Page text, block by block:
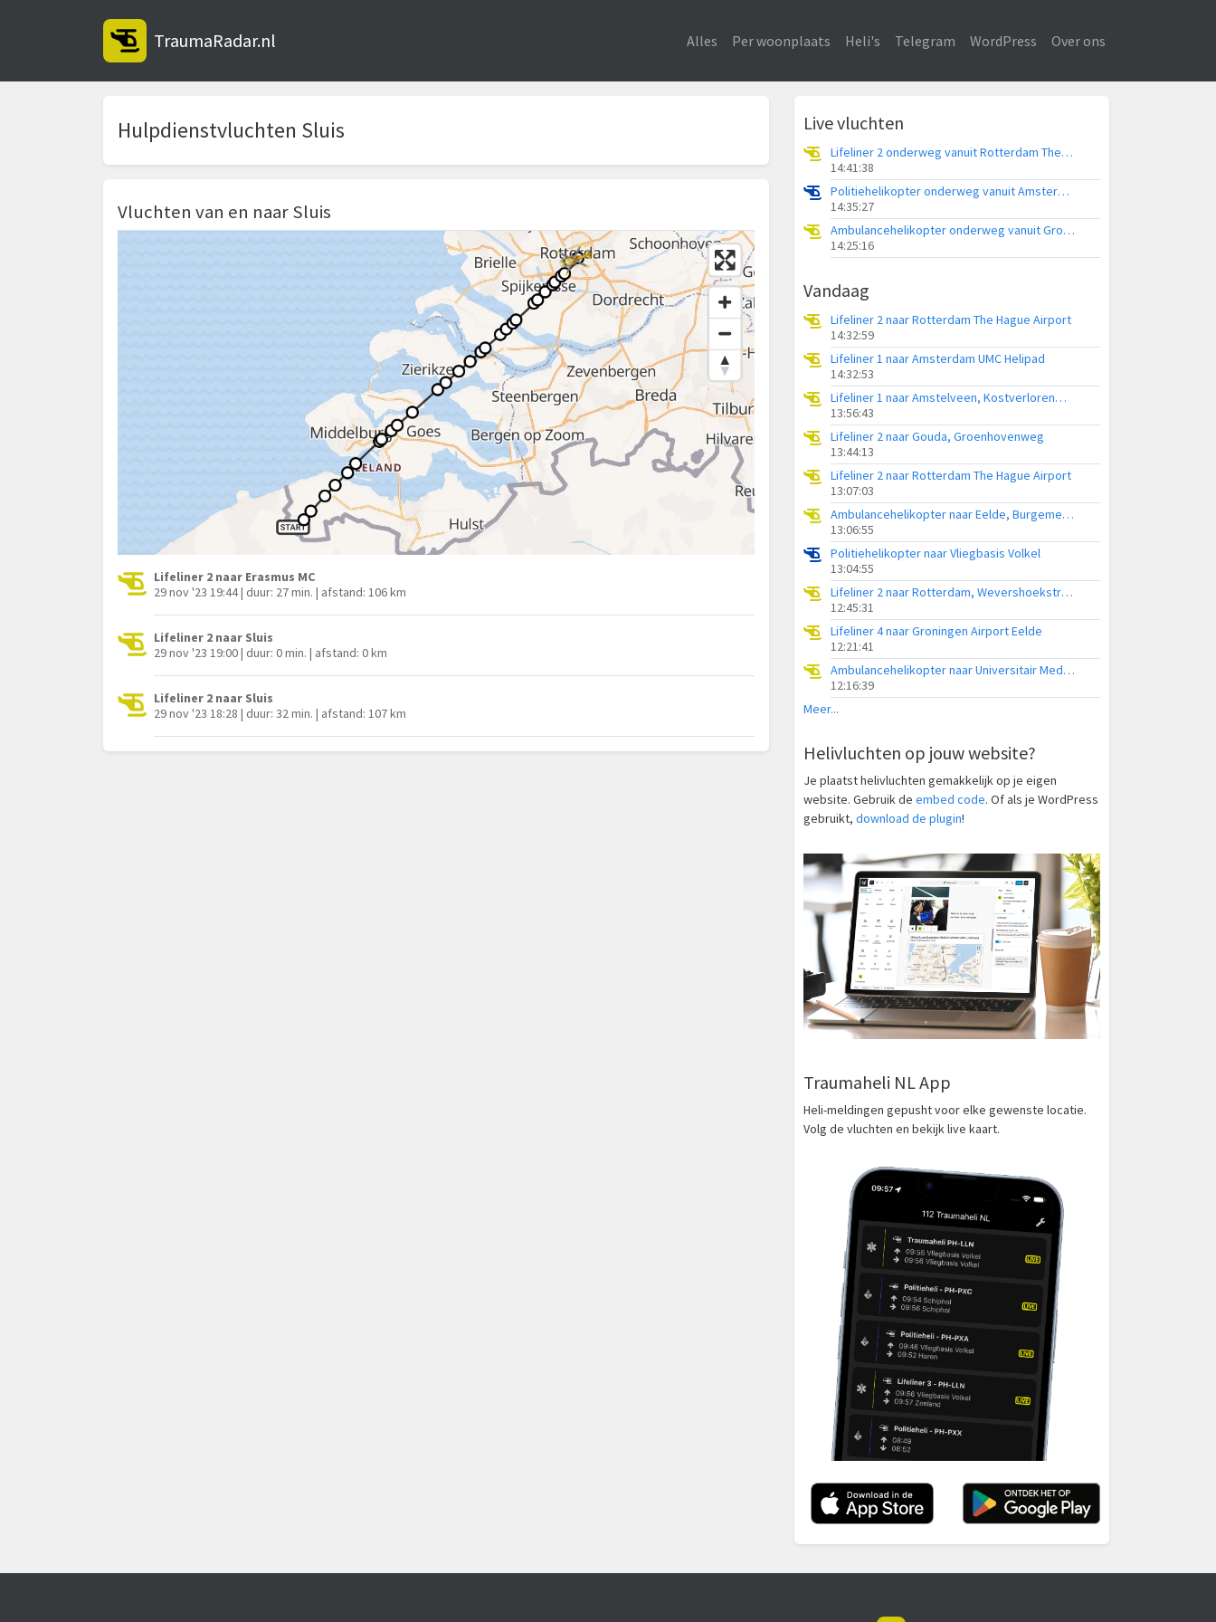
TraumaRadar.nl Alles Per woonplaats Heli's Telegram WordPress Over ons
Hulpdienstvluchten Sluis
Vluchten van en naar Sluis
Lifeliner 2 naar Erasmus MC
29 nov '23 19:44 | duur: 27 min. | afstand: 106 km
Lifeliner 2 naar Sluis
29 nov '23 19:00 | duur: 0 min. | afstand: 0 km
Lifeliner 2 naar Sluis
29 nov '23 18:28 | duur: 32 min. | afstand: 107 km
Live vluchten
Lifeliner 2 onderweg vanuit Rotterdam The Hague Airport
14:41:38
Politiehelikopter onderweg vanuit Amsterdam Vliegveld Schiphol
14:35:27
Ambulancehelikopter onderweg vanuit Groningen Airport Eelde
14:25:16
Vandaag
Lifeliner 2 naar Rotterdam The Hague Airport
14:32:59
Lifeliner 1 naar Amsterdam UMC Helipad
14:32:53
Lifeliner 1 naar Amstelveen, Kostverlorenweg
13:56:43
Lifeliner 2 naar Gouda, Groenhovenweg
13:44:13
Lifeliner 2 naar Rotterdam The Hague Airport
13:07:03
Ambulancehelikopter naar Eelde, Burgemeester J.G. Legroweg
13:06:55
Politiehelikopter naar Vliegbasis Volkel
13:04:55
Lifeliner 2 naar Rotterdam, Wevershoekstraat
12:45:31
Lifeliner 4 naar Groningen Airport Eelde
12:21:41
Ambulancehelikopter naar Universitair Medisch Centrum Groningen
12:16:39
Meer...
Helivluchten op jouw website?
Je plaatst helivluchten gemakkelijk op je eigen
website. Gebruik de embed code. Of als je WordPress
gebruikt, download de plugin!
Traumaheli NL App
Heli-meldingen gepusht voor elke gewenste locatie.
Volg de vluchten en bekijk live kaart.